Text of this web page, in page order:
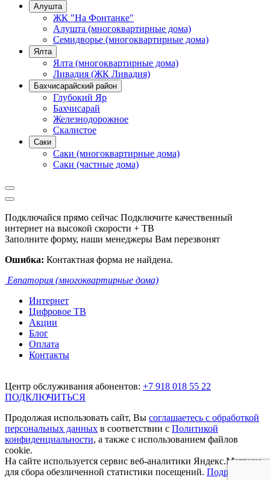
Алушта
ЖК "На Фонтанке"
Алушта (многоквартирные дома)
Семидворье (многоквартирные дома)
Ялта
Ялта (многоквартирные дома)
Ливадия (ЖК Ливадия)
Бахчисарайский район
Глубокий Яр
Бахчисарай
Железнодорожное
Скалистое
Саки
Саки (многоквартирные дома)
Саки (частные дома)
Подключайся прямо сейчас Подключите качественный
интернет на высокой скорости + ТВ
Заполните форму, наши менеджеры Вам перезвонят
Ошибка: Контактная форма не найдена.
Евпатория (многоквартирные дома)
Интернет
Цифровое ТВ
Акции
Блог
Оплата
Контакты
Центр обслуживания абонентов: +7 918 018 55 22
ПОДКЛЮЧИТЬСЯ
Продолжая использовать сайт, Вы соглашаетесь с обработкой
персональных данных в соответствии с Политикой
конфиденциальности, а также с использованием файлов
cookie.
На сайте используется сервис веб-аналитики Яндекс.Метрика,
для сбора обезличенной статистики посещений. Подробнее.